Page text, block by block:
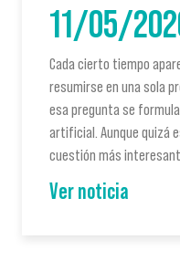
11/05/
Cada cierto tiempo
resumirse en una sola
esa pregunta se
artificial. Aunque quizá
cuestión más
Ver noticia